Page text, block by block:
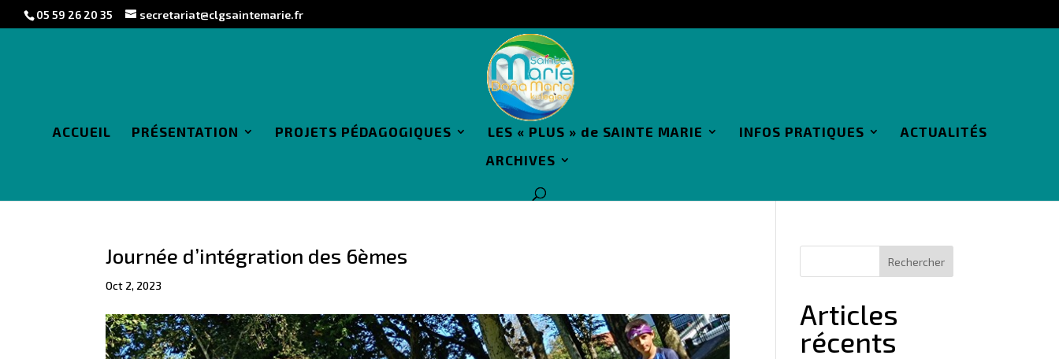
05 59 26 20 35 secretariat@clgsaintemarie.fr
ACCUEIL PRÉSENTATION PROJETS PÉDAGOGIQUES LES « PLUS » de SAINTE MARIE INFOS PRATIQUES
ACTUALITÉS
ARCHIVES
Journée d’intégration des 6èmes
Oct 2, 2023
Articles
récents